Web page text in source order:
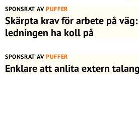
SPONSRAT AVPUFFER
Skärpta krav för arbete på
ledningen ha koll på
SPONSRAT AVPUFFER
Enklare att anlita extern